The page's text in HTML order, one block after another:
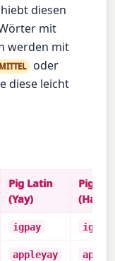
diesen
mit
werden mit
MITTEL oder
diese leicht
Pig Latin
(Yay)
Pig
(Hay)
igpay
appleyay